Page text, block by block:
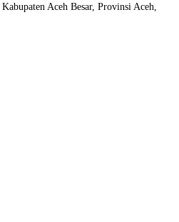
Aceh Besar, Provinsi Aceh,